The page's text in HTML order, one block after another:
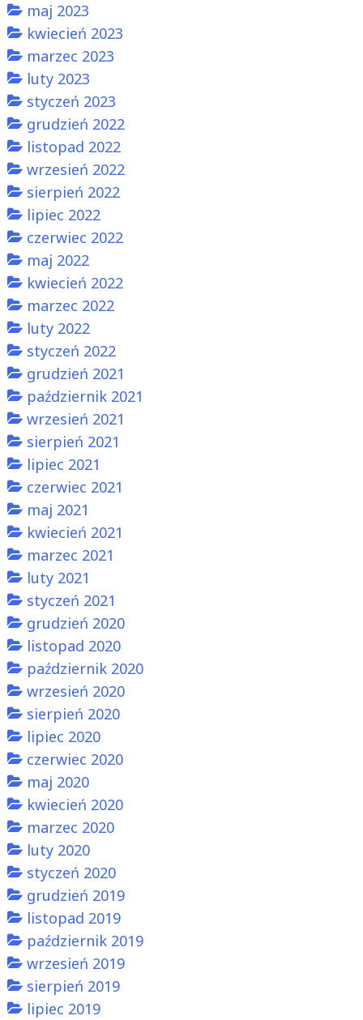
maj 2023
kwiecień 2023
marzec 2023
luty 2023
styczeń 2023
grudzień 2022
listopad 2022
wrzesień 2022
sierpień 2022
lipiec 2022
czerwiec 2022
maj 2022
kwiecień 2022
marzec 2022
luty 2022
styczeń 2022
grudzień 2021
październik 2021
wrzesień 2021
sierpień 2021
lipiec 2021
czerwiec 2021
maj 2021
kwiecień 2021
marzec 2021
luty 2021
styczeń 2021
grudzień 2020
listopad 2020
październik 2020
wrzesień 2020
sierpień 2020
lipiec 2020
czerwiec 2020
maj 2020
kwiecień 2020
marzec 2020
luty 2020
styczeń 2020
grudzień 2019
listopad 2019
październik 2019
wrzesień 2019
sierpień 2019
lipiec 2019